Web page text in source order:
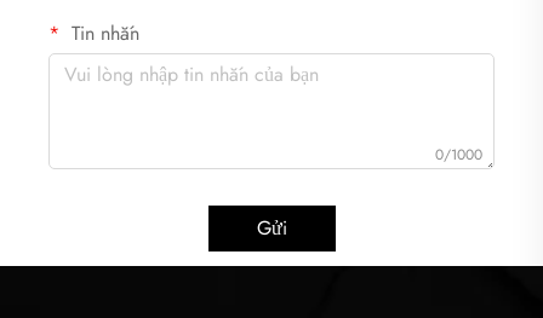
Tin nhắn
0/1000
Gửi